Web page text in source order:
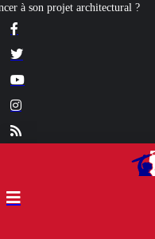
de la Croix de